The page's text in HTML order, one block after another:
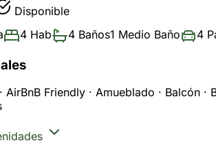
Disponible
4 Hab 4 Baños1 Medio Baño 4
Friendly · Amueblado · Balcón